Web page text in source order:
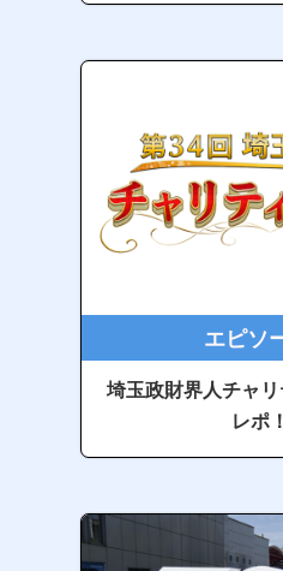
エピソ
埼玉政財界人チャ
レポ